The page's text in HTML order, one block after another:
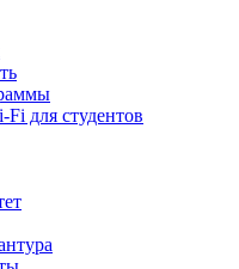
для студентов